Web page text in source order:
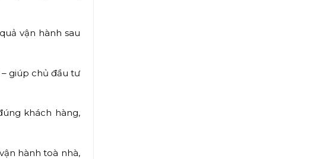
vận hành sau
giúp chủ đầu tư
khách hàng,
hành toà nhà,